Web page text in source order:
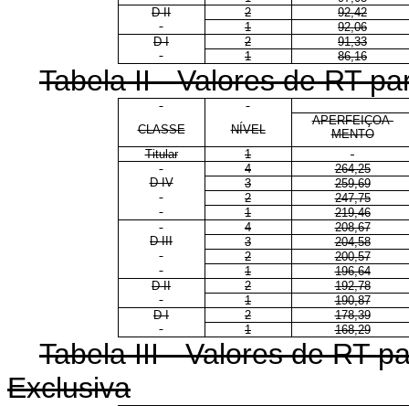
D II
2
92,42
1
92,06
D I
2
91,33
1
86,16
Tabela II - Valores de RT
CLASSE NÍVEL
APERFEIÇOA-
MENTO
Titular
1
4
264,25
D IV
3
259,69
2
247,75
1
219,46
4
208,67
D III
3
204,58
2
200,57
1
196,64
D II
2
192,78
1
190,87
D I
2
178,39
1
168,29
Tabela III - Valores de RT
Exclusiva